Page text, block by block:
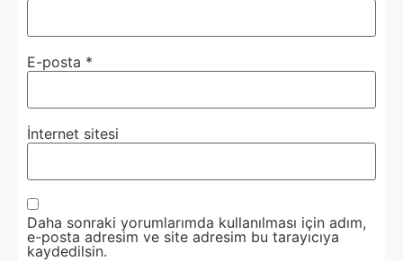
E-posta *
İnternet sitesi
Daha sonraki yorumlarımda kullanılması için adım,
e-posta adresim ve site adresim bu tarayıcıya
kaydedilsin.